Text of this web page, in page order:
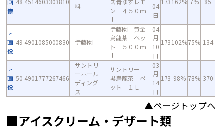
画
像
48 4514603303810
料
ス青ゆずレモ
ン ４５０ｍ
ｌ
04
日
173162% 7% 85
画
像
49 4901085000830 伊藤園
伊藤園 黄金
烏龍茶 ペッ
ト ５００ｍ
ｌ
04
月
10
日
173102%75% 134
画
像
50 4901777267466
サントリ
ーホール
ディング
ス
サントリー
黒烏龍茶 ペ
ット １Ｌ
03
月
14
日
173 98% 78% 370
▲ページトップへ
■アイスクリーム・デザート類